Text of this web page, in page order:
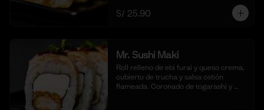
maracuyá y quinua crocante. (10
cortes).
S/ 25.90
Mr. Sushi Maki
Roll relleno de ebi furai y queso crema,
cubierto de trucha y salsa ostión
flameada. Coronado de togarashi y